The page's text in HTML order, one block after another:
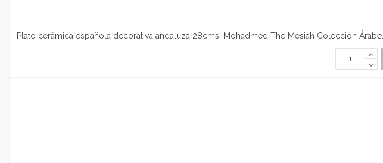
Plato cerámica española decorativa andaluza 28cms. Mohadmed The Mesiah Colección Árabe...